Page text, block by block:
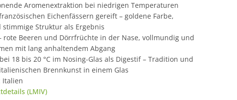
Aromenextraktion bei niedrigen Temperaturen
Eichenfässern gereift – goldene Farbe,
stimmige Struktur als Ergebnis
rote Beeren und Dörrfrüchte in der Nase, vollmundig und
mit lang anhaltendem Abgang
18 bis 20 °C im Nosing-Glas als Digestif – Tradition und
Brennkunst in einem Glas
Italien
(LMIV)